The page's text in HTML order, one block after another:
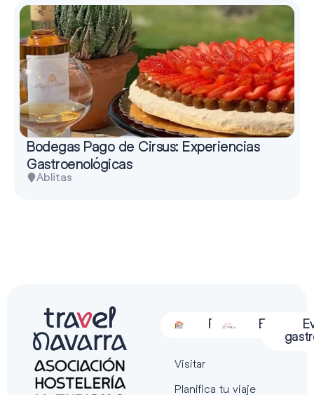
Bodegas Pago de Cirsus: Experiencias
Gastroenológicas
Ablitas
Alojamiento
Restauración
Actividades
Visitar
Planifica tu viaje